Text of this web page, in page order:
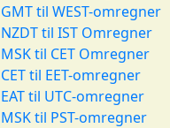
GMT til WEST-omregner
NZDT til IST Omregner
MSK til CET Omregner
CET til EET-omregner
EAT til UTC-omregner
MSK til PST-omregner